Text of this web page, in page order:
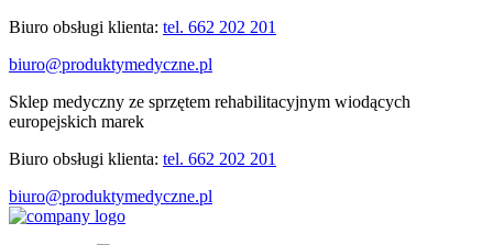
Biuro obsługi klienta: tel. 662 202 201
biuro@produktymedyczne.pl
Sklep medyczny ze sprzętem rehabilitacyjnym wiodących
europejskich marek
Biuro obsługi klienta: tel. 662 202 201
biuro@produktymedyczne.pl